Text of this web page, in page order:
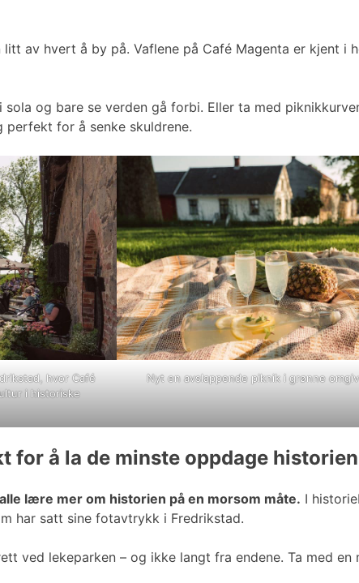
litt av hvert å by på. Vaflene på Café Magenta er kjent i
og bare se verden gå forbi. Eller ta med
perfekt for å senke skuldrene.
hvor Café
i historiske
Nyt en avslappende piknik i grønne
for å la de minste oppdage historien
lære mer om historien på en morsom måte. I
har satt sine fotavtrykk i Fredrikstad.
ved lekeparken – og ikke langt fra endene. Ta med